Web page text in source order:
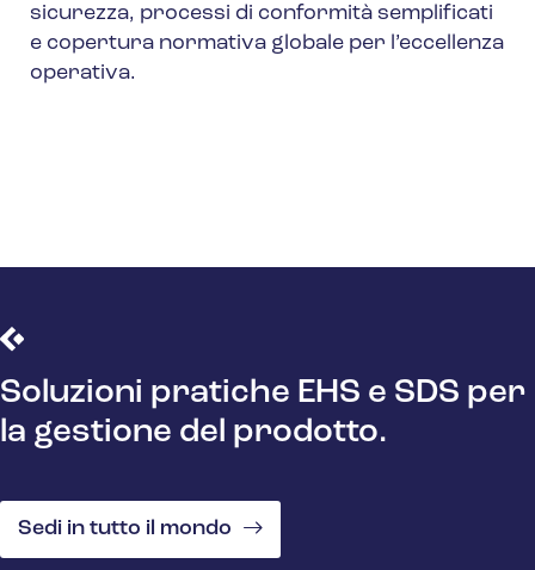
sicurezza, processi di conformità semplificati
e copertura normativa globale per l’eccellenza
operativa.
Soluzioni pratiche EHS e SDS per
la gestione del prodotto.
Sedi in tutto il mondo